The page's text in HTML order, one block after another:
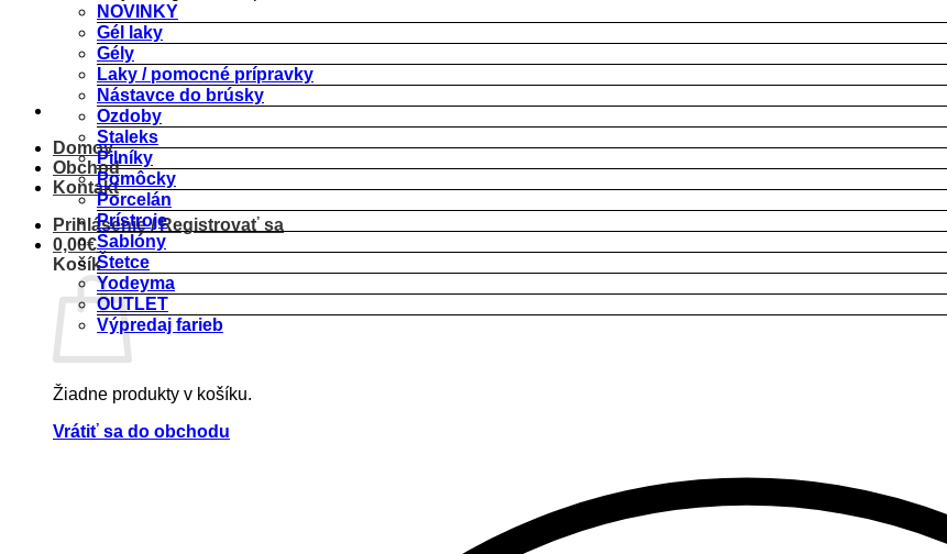
Domov
Obchod
Kontakt
Prihlásenie / Registrovať sa
0,00€
Košík
Žiadne produkty v košíku.
Vrátiť sa do obchodu
NOVINKY
Gél laky
Gély
Laky / pomocné prípravky
Nástavce do brúsky
Ozdoby
Staleks
Pilníky
Pomôcky
Porcelán
Prístroje
Šablóny
Štetce
Yodeyma
OUTLET
Výpredaj farieb